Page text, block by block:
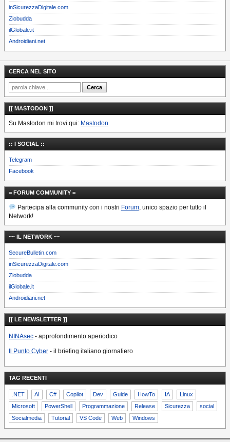
inSicurezzaDigitale.com
Ziobudda
ilGlobale.it
Androidiani.net
CERCA NEL SITO
[[ MASTODON ]]
Su Mastodon mi trovi qui: Mastodon
:: I SOCIAL ::
Telegram
Facebook
= FORUM COMMUNITY =
Partecipa alla community con i nostri Forum, unico spazio per tutto il
Network!
~~ IL NETWORK ~~
SecureBulletin.com
inSicurezzaDigitale.com
Ziobudda
ilGlobale.it
Androidiani.net
[[ LE NEWSLETTER ]]
NINAsec - approfondimento aperiodico
Il Punto Cyber - il briefing italiano giornaliero
TAG RECENTI
.NET AI C# Copilot Dev Guide HowTo IA
Linux
Microsoft
PowerShell Programmazione Release Sicurezza
social
Socialmedia
Tutorial VS Code Web Windows